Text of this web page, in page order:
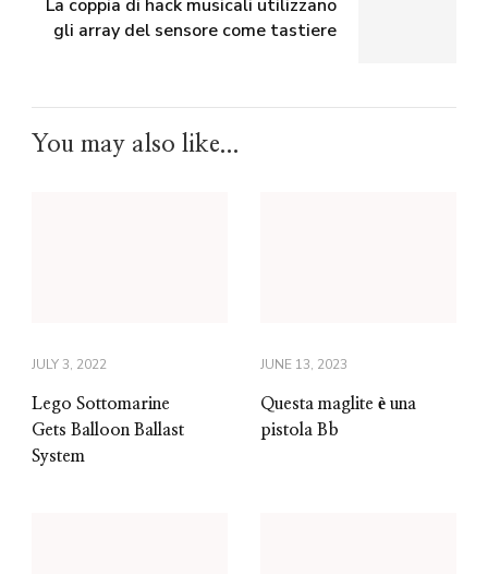
La coppia di hack musicali utilizzano
gli array del sensore come tastiere
You may also like...
JULY 3, 2022
Lego Sottomarine
Gets Balloon Ballast
System
JUNE 13, 2023
Questa maglite è una
pistola Bb